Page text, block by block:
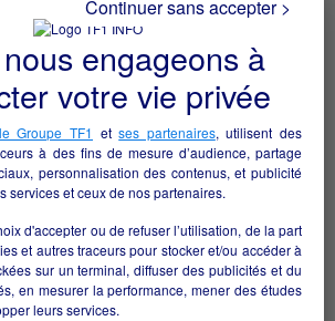
engageons à
votre vie privée
le Groupe TF1 etses partenaires, utilisent des
à des fins de mesure d’audience, partage
personnalisation des contenus, et publicité
services et ceux de nos partenaires.
d'accepter ou de refuser l’utilisation, de la part
et autres traceurs pour stocker et/ou accéder à
sur un terminal, diffuser des publicités et du
en mesurer la performance, mener des études
leurs services.
Continuer sans accepter >